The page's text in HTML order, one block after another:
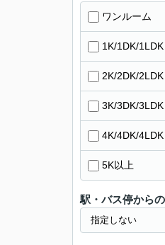
ワンルーム
1K/1DK/1LDK
2K/2DK/2LDK
3K/3DK/3LDK
4K/4DK/4LDK
5K以上
駅・バス停から